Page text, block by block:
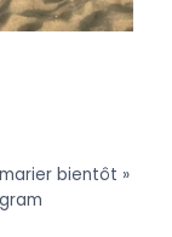
bientôt »